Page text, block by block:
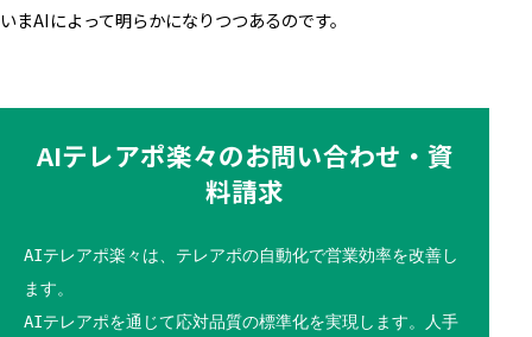
いまAIによって明らかになりつつあるのです。
AIテレアポ楽々のお問い合わせ・資
料請求
AIテレアポ楽々は、テレアポの自動化で営業効率を改善し
ます。
AIテレアポを通じて応対品質の標準化を実現します。人手